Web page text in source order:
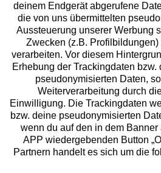
Geprüfte Sicherheit
Unsere Apps
deinem Endgerät abgerufene
die von uns übermittelten
Aussteuerung unserer Werbung
Zwecken (z.B.
verarbeiten. Vor diesem
Erhebung der Trackingdaten
pseudonymisierten Daten,
Weiterverarbeitung durch
Einwilligung. Die Trackingdaten
bzw. deine pseudonymisierten
wenn du auf den in dem
APP wiedergebenden Button
Partnern handelt es sich um die